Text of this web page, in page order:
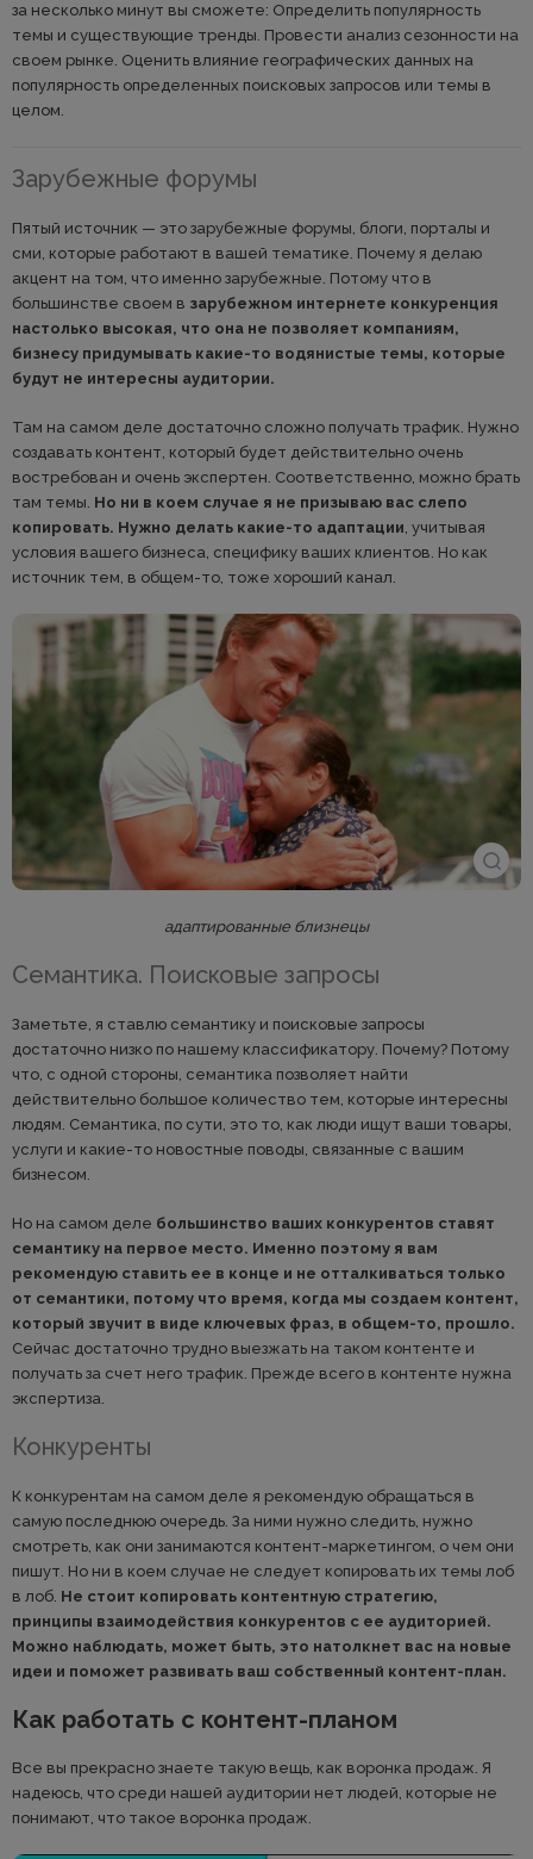
за несколько минут вы сможете: Определить популярность
темы и существующие тренды. Провести анализ сезонности на
своем рынке. Оценить влияние географических данных на
популярность определенных поисковых запросов или темы в
целом.
Зарубежные форумы
Пятый источник — это зарубежные форумы, блоги, порталы и
сми, которые работают в вашей тематике. Почему я делаю
акцент на том, что именно зарубежные. Потому что в
большинстве своем в зарубежном интернете конкуренция
настолько высокая, что она не позволяет компаниям,
бизнесу придумывать какие-то водянистые темы, которые
будут не интересны аудитории.
Там на самом деле достаточно сложно получать трафик. Нужно
создавать контент, который будет действительно очень
востребован и очень экспертен. Соответственно, можно брать
там темы. Но ни в коем случае я не призываю вас слепо
копировать. Нужно делать какие-то адаптации, учитывая
условия вашего бизнеса, специфику ваших клиентов. Но как
источник тем, в общем-то, тоже хороший канал.
адаптированные близнецы
Семантика. Поисковые запросы
Заметьте, я ставлю семантику и поисковые запросы
достаточно низко по нашему классификатору. Почему? Потому
что, с одной стороны, семантика позволяет найти
действительно большое количество тем, которые интересны
людям. Семантика, по сути, это то, как люди ищут ваши товары,
услуги и какие-то новостные поводы, связанные с вашим
бизнесом.
Но на самом деле большинство ваших конкурентов ставят
семантику на первое место. Именно поэтому я вам
рекомендую ставить ее в конце и не отталкиваться только
от семантики, потому что время, когда мы создаем контент,
который звучит в виде ключевых фраз, в общем-то, прошло.
Сейчас достаточно трудно выезжать на таком контенте и
получать за счет него трафик. Прежде всего в контенте нужна
экспертиза.
Конкуренты
К конкурентам на самом деле я рекомендую обращаться в
самую последнюю очередь. За ними нужно следить, нужно
смотреть, как они занимаются контент-маркетингом, о чем они
пишут. Но ни в коем случае не следует копировать их темы лоб
в лоб. Не стоит копировать контентную стратегию,
принципы взаимодействия конкурентов с ее аудиторией.
Можно наблюдать, может быть, это натолкнет вас на новые
идеи и поможет развивать ваш собственный контент-план.
Как работать с контент-планом
Все вы прекрасно знаете такую вещь, как воронка продаж. Я
надеюсь, что среди нашей аудитории нет людей, которые не
понимают, что такое воронка продаж.